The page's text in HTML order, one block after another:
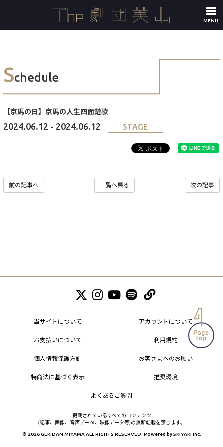
MENU
Schedule
【京馬の日】京馬の人生四面楚歌
2024.06.12 - 2024.06.12 STAGE
前の記事へ 一覧へ戻る 次の記事
当サイトについて アカウントについて
お支払いについて 利用規約
個人情報保護方針 お客さまへのお願い
特商法に基づく表示 推奨環境
よくあるご質問
掲載されているすべてのコンテンツ
(記事、画像、音声データ、映像データ等)の無断転載を禁じます。
© 2026 GEKIDAN MIYAMA ALL RIGHTS RESERVED. Powered bySKIYAKI Inc.